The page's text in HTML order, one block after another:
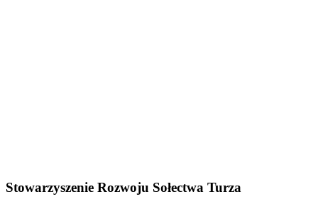
Stowarzyszenie Rozwoju Sołectwa Turza